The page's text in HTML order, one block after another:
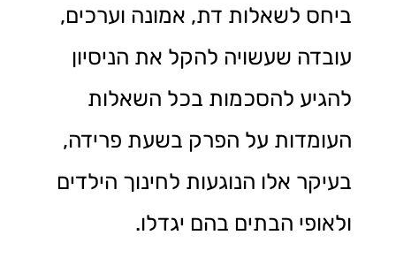
ביחס לשאלות דת, אמונה וערכים,
עובדה שעשויה להקל את הניסיון
להגיע להסכמות בכל השאלות
העומדות על הפרק בשעת פרידה,
בעיקר אלו הנוגעות לחינוך הילדים
ולאופי הבתים בהם יגדלו.